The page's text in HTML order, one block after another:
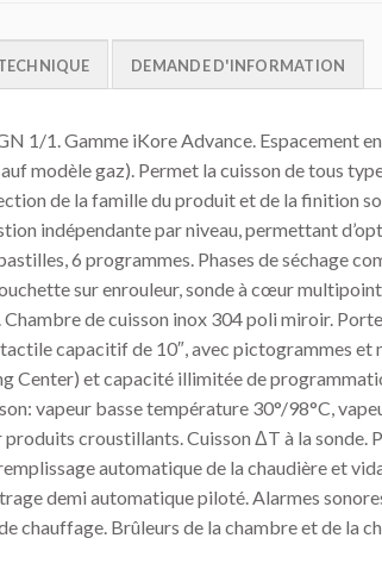
DEMANDE D'INFORMATION
1/1. Gamme iKore Advance. Espacement
modèle gaz). Permet la cuisson de tous
de la famille du produit et de la finition
indépendante par niveau, permettant
6 programmes. Phases de séchage
sur enrouleur, sonde à cœur
de cuisson inox 304 poli miroir.
capacitif de 10″, avec pictogrammes et
Center) et capacité illimitée de
vapeur basse température 30°/98°C,
croustillants. Cuisson ΔT à la sonde.
automatique de la chaudière et
demi automatique piloté. Alarmes
chauffage. Brûleurs de la chambre et de la